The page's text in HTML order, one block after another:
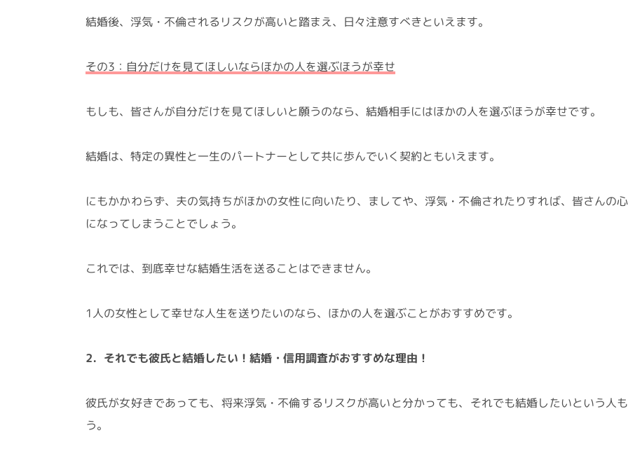
結婚後、浮気・不倫されるリスクが高いと踏まえ、日々注意すべきといえます。
その3：自分だけを見てほしいならほかの人を選ぶほうが幸せ
もしも、皆さんが自分だけを見てほしいと願うのなら、結婚相手にはほかの人を選ぶほうが幸せです。
結婚は、特定の異性と一生のパートナーとして共に歩んでいく契約ともいえます。
にもかかわらず、夫の気持ちがほかの女性に向いたり、ましてや、浮気・不倫されたりすれば、皆さんの
になってしまうことでしょう。
これでは、到底幸せな結婚生活を送ることはできません。
1人の女性として幸せな人生を送りたいのなら、ほかの人を選ぶことがおすすめです。
2．それでも彼氏と結婚したい！結婚・信用調査がおすすめな理由！
彼氏が女好きであっても、将来浮気・不倫するリスクが高いと分かっても、それでも結婚したいという人
う。